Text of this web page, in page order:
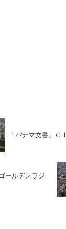
「パナマ文書」Ｃ
ールデンラジ